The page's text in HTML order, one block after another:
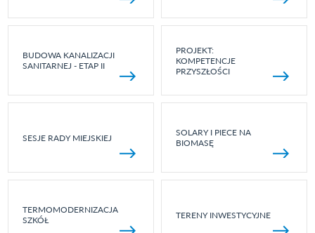
BUDOWA KANALIZACJI
SANITARNEJ - ETAP II
PROJEKT:
KOMPETENCJE
PRZYSZŁOŚCI
SESJE RADY MIEJSKIEJ
SOLARY I PIECE NA
BIOMASĘ
TERMOMODERNIZACJA
SZKÓŁ
TERENY INWESTYCYJNE